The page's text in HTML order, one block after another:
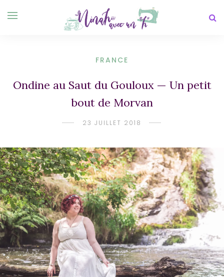
FRANCE
Ondine au Saut du Gouloux — Un petit
bout de Morvan
23 JUILLET 2018